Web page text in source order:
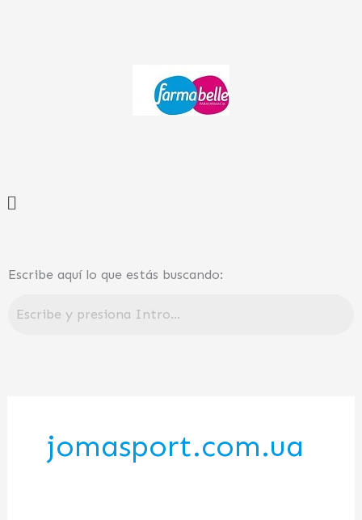
Menú
Escribe aquí lo que estás buscando:
jomasport.com.ua